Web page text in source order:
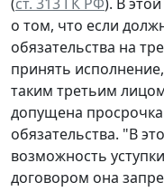
о том, что если
обязательства на
принять
таким третьим
допущена
обязательства. "В
возможность
договором она